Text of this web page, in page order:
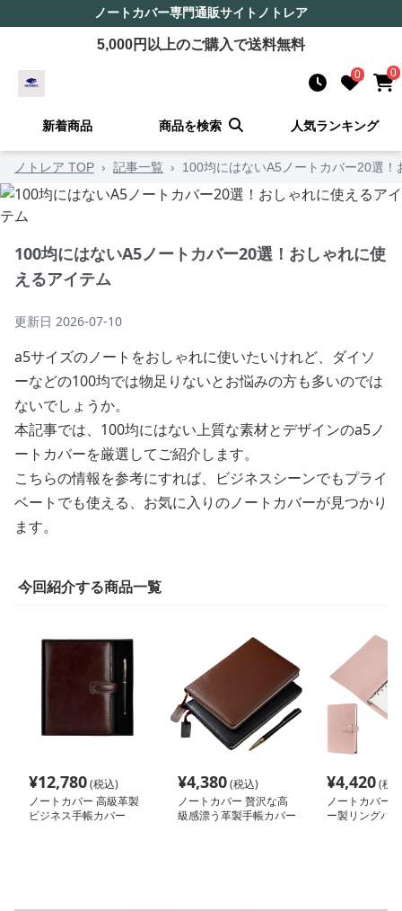
ノートカバー専門通販サイト ノトレア
5,000円以上のご購入で送料無料
0 0
新着商品 商品を検索 人気ランキング
ノトレア TOP › 記事一覧 › 100均にはないA5ノートカバー20選
100均にはないA5ノートカバー20選！おしゃれに使
えるアイテム
更新日 2026-07-10
a5サイズのノートをおしゃれに使いたいけれど、ダイソ
ーなどの100均では物足りないとお悩みの方も多いのでは
ないでしょうか。
本記事では、100均にはない上質な素材とデザインのa5ノ
ートカバーを厳選してご紹介します。
こちらの情報を参考にすれば、ビジネスシーンでもプライ
ベートでも使える、お気に入りのノートカバーが見つかり
ます。
今回紹介する商品一覧
¥12,780(税込)
ノートカバー 高級革製
ビジネス手帳カバー
¥4,380(税込)
ノートカバー 贅沢な高
級感漂う革製手帳カバー
¥4,420(税
ノートカバー
ー製リングバ